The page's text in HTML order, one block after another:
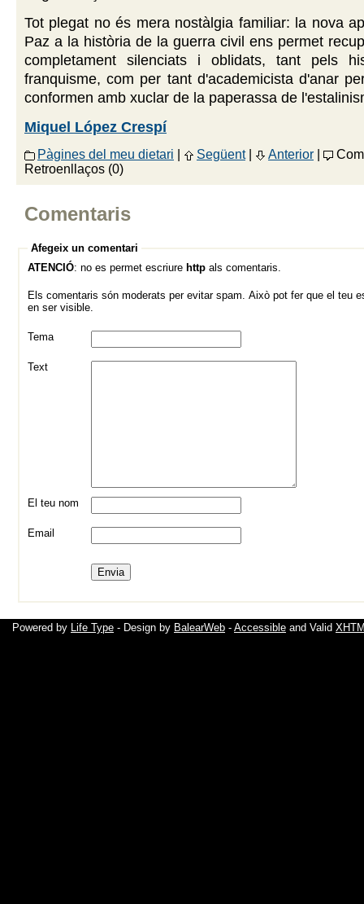
Tot plegat no és mera nostàlgia familiar: la nova
Paz a la història de la guerra civil ens permet
completament silenciats i oblidats, tant pels
franquisme, com per tant d'academicista d'anar
conformen amb xuclar de la paperassa de
Miquel López Crespí
Pàgines del meu dietari Següent| Anterior
Retroenllaços (0)
Comentaris
Afegeix un comentari
ATENCIÓ: no es permet escriure http als comentaris.
Els comentaris són moderats per evitar spam. Això pot fer que el teu
en ser visible.
Tema
Text
El teu nom
Email
Powered by Life Type - Design by BalearWeb - Accessible and Valid